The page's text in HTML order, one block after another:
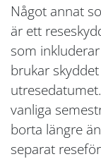
Något annat
är ett
som
brukar
vanliga
borta längre
separat